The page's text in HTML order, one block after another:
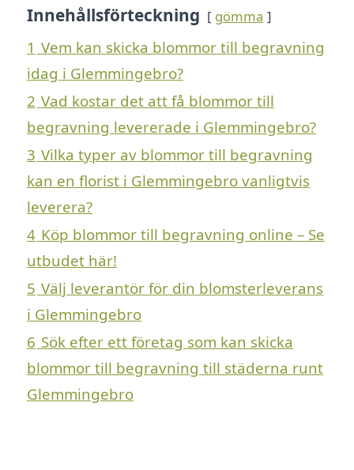
Innehållsförteckning gömma
1 Vem kan skicka blommor till begravning
idag i Glemmingebro?
2 Vad kostar det att få blommor till
begravning levererade i Glemmingebro?
3 Vilka typer av blommor till begravning
kan en florist i Glemmingebro vanligtvis
leverera?
4 Köp blommor till begravning online – Se
utbudet här!
5 Välj leverantör för din blomsterleverans
i Glemmingebro
6 Sök efter ett företag som kan skicka
blommor till begravning till städerna runt
Glemmingebro